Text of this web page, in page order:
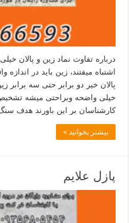
درباره تفاوت نماد زین و پالان
اشتباه میفتند، زین باید در
پالان خیر دو برابر حتی سه
خیلی واضحه وبراحتی میشه
کارشناسان بر این باورند هدف
بیشتر بخوانید »
پازل علایم